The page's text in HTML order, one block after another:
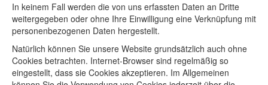
In keinem Fall werden die von uns erfassten Daten an Dritte
weitergegeben oder ohne Ihre Einwilligung eine Verknüpfung mit
personenbezogenen Daten hergestellt.
Natürlich können Sie unsere Website grundsätzlich auch ohne
Cookies betrachten. Internet-Browser sind regelmäßig so
eingestellt, dass sie Cookies akzeptieren. Im Allgemeinen